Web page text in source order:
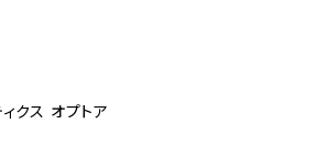
クス オプトア